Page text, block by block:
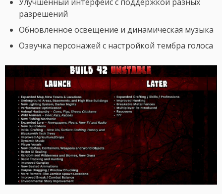
разрешений
Обновленное освещение и динамическая музыка
Озвучка персонажей с настройкой тембра голоса